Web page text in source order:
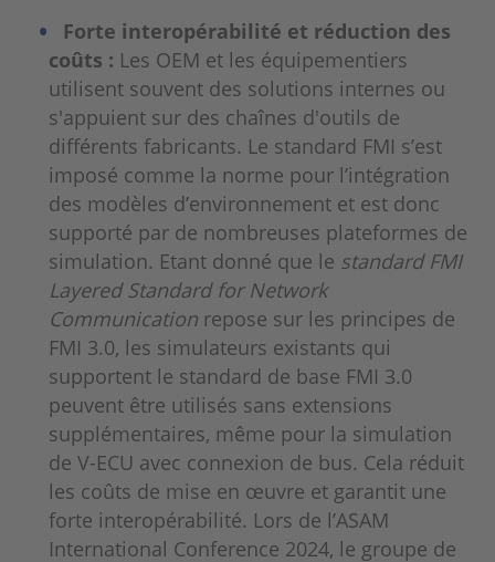
Forte interopérabilité et réduction des
coûts : Les OEM et les équipementiers
utilisent souvent des solutions internes ou
s'appuient sur des chaînes d'outils de
différents fabricants. Le standard FMI s’est
imposé comme la norme pour l’intégration
des modèles d’environnement et est donc
supporté par de nombreuses plateformes de
simulation. Etant donné que le standard FMI
Layered Standard for Network
Communication repose sur les principes de
FMI 3.0, les simulateurs existants qui
supportent le standard de base FMI 3.0
peuvent être utilisés sans extensions
supplémentaires, même pour la simulation
de V-ECU avec connexion de bus. Cela réduit
les coûts de mise en œuvre et garantit une
forte interopérabilité. Lors de l’ASAM
International Conference 2024, le groupe de